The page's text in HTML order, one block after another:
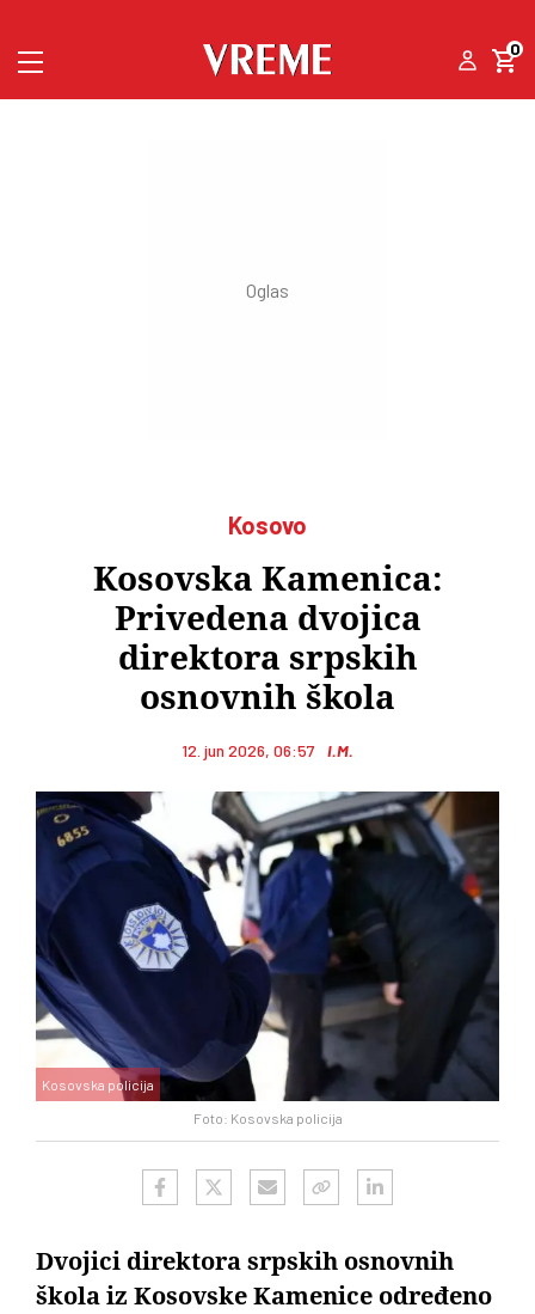
0
Kosovo
Kosovska Kamenica:
Privedena dvojica
direktora srpskih
osnovnih škola
12. jun 2026, 06:57 I.M.
Foto: Kosovska policija
Kosovska policija
Dvojici direktora srpskih osnovnih
škola iz Kosovske Kamenice određeno